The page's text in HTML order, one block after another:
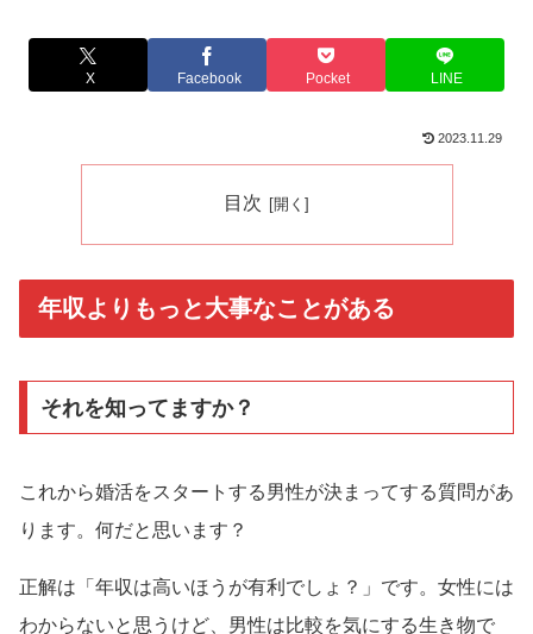
X Facebook Pocket LINE
2023.11.29
目次
年収よりもっと大事なことがある
それを知ってますか？
これから婚活をスタートする男性が決まってする質問があ
ります。何だと思います？
正解は「年収は高いほうが有利でしょ？」です。女性には
わからないと思うけど、男性は比較を気にする生き物で